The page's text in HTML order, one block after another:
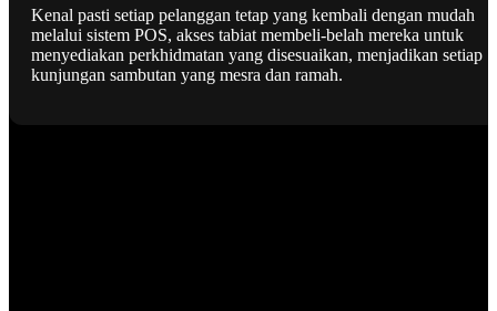
Kenal pasti setiap pelanggan tetap yang kembali dengan mudah
melalui sistem POS, akses tabiat membeli-belah mereka untuk
menyediakan perkhidmatan yang disesuaikan, menjadikan setiap
kunjungan sambutan yang mesra dan ramah.